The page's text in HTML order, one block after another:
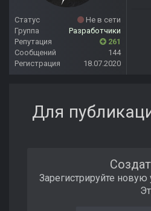
Статус
Не в сети
Группа
Разработчики
Репутация
261
Сообщений
144
Регистрация
18.07.2020
Для
Зарегистрируйте